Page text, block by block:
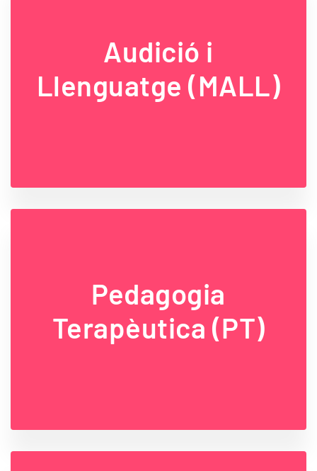
Audició i
Llenguatge (MALL)
Pedagogia
Terapèutica (PT)